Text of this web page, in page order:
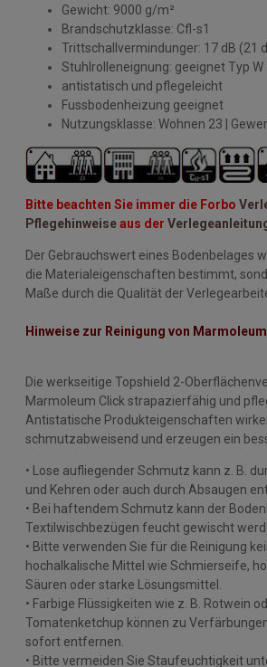
Gewicht: 9000 g/m²
Brandschutzklasse: Cfl-s1
Trittschallvermindunger: 17 dB (21
Stuhlrolleneignung: geeignet Typ W
antistatisch und pflegeleicht
Fussbodenheizung geeignet
Nutzungsklasse: Wohnen 23 |
Bitte beachten Sie immer die Forbo
Pflegehinweiseaus der
Der Gebrauchswert eines Bodenbelages
die Materialeigenschaften bestimmt,
Maße durch die Qualität der
Hinweise zur Reinigung von
Die werkseitige Topshield 2-
Marmoleum Click strapazierfähig und
Antistatische Produkteigenschaften
schmutzabweisend und erzeugen ein
• Lose aufliegender Schmutz kann z. B.
und Kehren oder auch durch Absaugen
• Bei haftendem Schmutz kann der
Textilwischbezügen feucht gewischt
• Bitte verwenden Sie für die Reinigung
hochalkalische Mittel wie Schmierseife,
Säuren oder starke Lösungsmittel.
• Farbige Flüssigkeiten wie z. B. Rotwein
Tomatenketchup können zu
sofort entfernen.
• Bitte vermeiden Sie Staufeuchtigkeit